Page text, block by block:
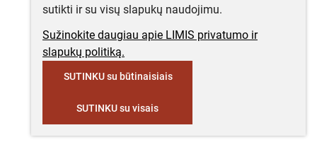
sutikti ir su visų slapukų naudojimu.
Sužinokite daugiau apie LIMIS privatumo ir
slapukų politiką.
SUTINKU su būtinaisiais
SUTINKU su visais